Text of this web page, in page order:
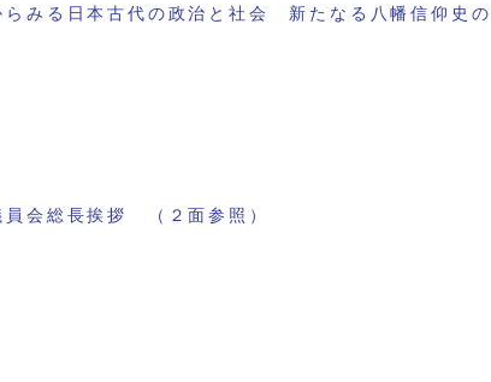
らみる日本古代の政治と社会 新たなる八幡信仰史
員会総長挨拶 （２面参照）